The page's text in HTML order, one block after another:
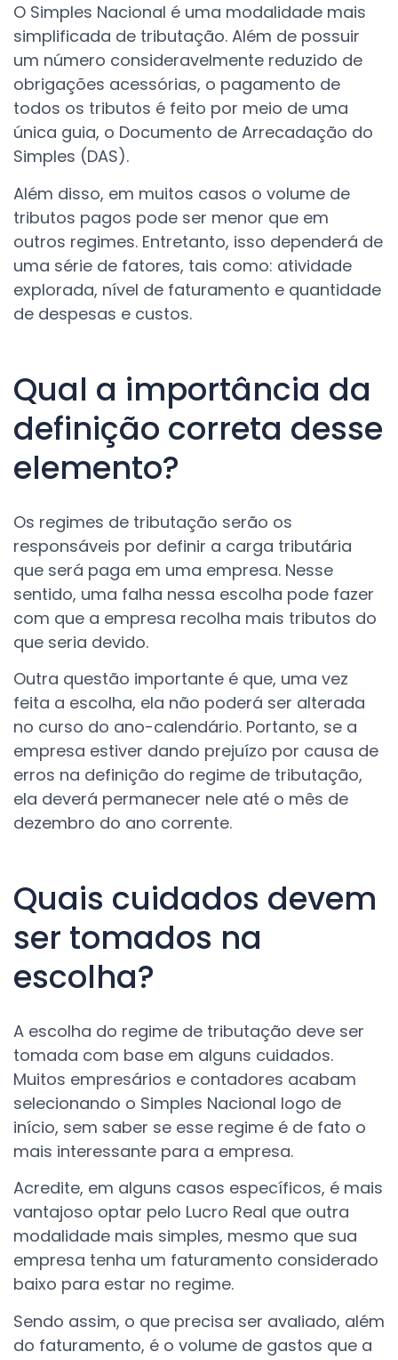
O Simples Nacional é uma modalidade mais
simplificada de tributação. Além de possuir
um número consideravelmente reduzido de
obrigações acessórias, o pagamento de
todos os tributos é feito por meio de uma
única guia, o Documento de Arrecadação do
Simples (DAS).
Além disso, em muitos casos o volume de
tributos pagos pode ser menor que em
outros regimes. Entretanto, isso dependerá de
uma série de fatores, tais como: atividade
explorada, nível de faturamento e quantidade
de despesas e custos.
Qual a importância da
definição correta desse
elemento?
Os regimes de tributação serão os
responsáveis por definir a carga tributária
que será paga em uma empresa. Nesse
sentido, uma falha nessa escolha pode fazer
com que a empresa recolha mais tributos do
que seria devido.
Outra questão importante é que, uma vez
feita a escolha, ela não poderá ser alterada
no curso do ano-calendário. Portanto, se a
empresa estiver dando prejuízo por causa de
erros na definição do regime de tributação,
ela deverá permanecer nele até o mês de
dezembro do ano corrente.
Quais cuidados devem
ser tomados na
escolha?
A escolha do regime de tributação deve ser
tomada com base em alguns cuidados.
Muitos empresários e contadores acabam
selecionando o Simples Nacional logo de
início, sem saber se esse regime é de fato o
mais interessante para a empresa.
Acredite, em alguns casos específicos, é mais
vantajoso optar pelo Lucro Real que outra
modalidade mais simples, mesmo que sua
empresa tenha um faturamento considerado
baixo para estar no regime.
Sendo assim, o que precisa ser avaliado, além
do faturamento, é o volume de gastos que a